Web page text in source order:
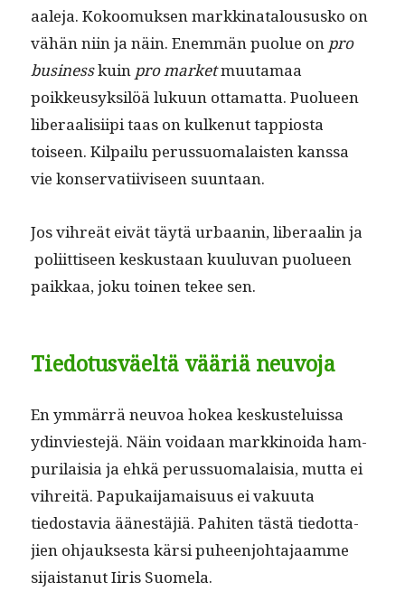
aale­ja. Kokoomuk­sen markki­na­t­aloususko on
vähän niin ja näin. Enem­män puolue on pro
busi­nesskuin pro mar­ketmuu­ta­maa
poikkeusyk­silöä luku­un otta­mat­ta. Puolueen
lib­er­aal­isi­ipi taas on kulkenut tap­pios­ta
toiseen. Kil­pailu perus­suo­ma­lais­ten kanssa
vie kon­ser­vati­iviseen suuntaan.
Jos vihreät eivät täytä urbaanin, lib­er­aalin ja
poli­it­tiseen keskus­taan kuu­lu­van puolueen
paikkaa, joku toinen tekee sen.
Tiedotusväeltä vääriä neuvoja
En ymmär­rä neu­voa hokea keskusteluis­sa
ydin­vi­este­jä. Näin voidaan markki­noi­da ham­
puri­laisia ja ehkä perus­suo­ma­laisia, mut­ta ei
vihre­itä. Papukai­ja­maisu­us ei vaku­u­ta
tiedostavia äänestäjiä. Pahiten tästä tiedot­ta­
jien ohjauk­ses­ta kär­si puheen­jo­hta­jaamme
sijais­tanut Iiris Suomela.